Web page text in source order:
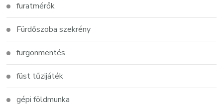
furatmérők
Fürdőszoba szekrény
furgonmentés
füst tűzijáték
gépi földmunka